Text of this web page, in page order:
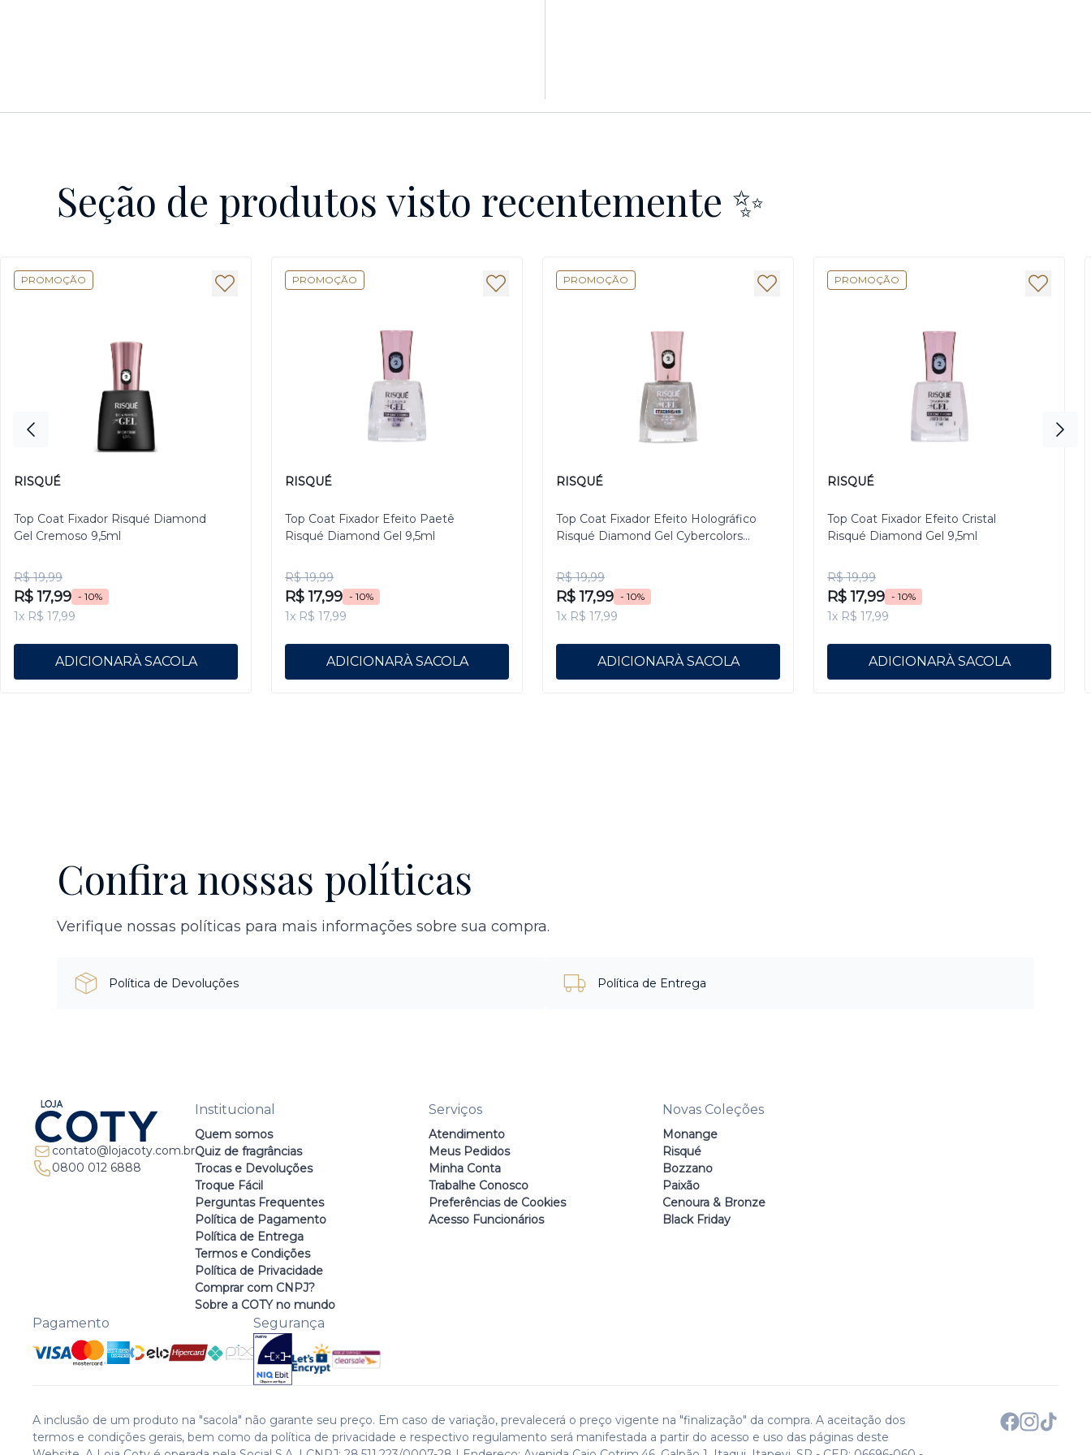
Seção de produtos visto recentemente ✨
PROMOÇÃO
RISQUÉ
Top Coat Fixador Risqué Diamond
Gel Cremoso 9,5ml
R$ 19,99
R$ 17,99 - 10%
1x R$ 17,99
ADICIONAR
PROMOÇÃO
RISQUÉ
Top Coat Fixador Efeito Paetê
Risqué Diamond Gel 9,5ml
R$ 19,99
R$ 17,99 - 10%
1x R$ 17,99
ADICIONAR
PROMOÇÃO
RISQUÉ
Top Coat Fixador Efeito Holográfico
Risqué Diamond Gel Cybercolors
R$ 19,99
R$ 17,99 - 10%
1x R$ 17,99
ADICIONAR
PROMOÇÃO
RISQUÉ
Top Coat Fixador Efeito Cristal
Risqué Diamond Gel 9,5ml
R$ 19,99
R$ 17,99 - 10%
1x R$ 17,99
ADICIONAR
Confira nossas políticas
Verifique nossas políticas para mais informações sobre sua compra.
Política de Devoluções Política de Entrega
contato@lojacoty.com.br
0800 012 6888
Institucional
Quem somos
Quiz de fragrâncias
Trocas e Devoluções
Troque Fácil
Perguntas Frequentes
Política de Pagamento
Política de Entrega
Termos e Condições
Política de Privacidade
Comprar com CNPJ?
Sobre a COTY no mundo
Serviços
Atendimento
Meus Pedidos
Minha Conta
Trabalhe Conosco
Preferências de Cookies
Acesso Funcionários
Novas Coleções
Monange
Risqué
Bozzano
Paixão
Cenoura & Bronze
Black Friday
Pagamento Segurança
A inclusão de um produto na "sacola" não garante seu preço. Em caso de variação, prevalecerá o preço vigente na "finalização" da compra. A aceitação dos
termos e condições gerais, bem como da política de privacidade e respectivo regulamento será manifestada a partir do acesso e uso das páginas deste